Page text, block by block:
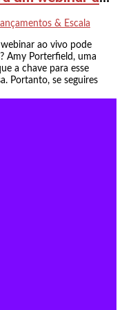
& Escala
ao vivo pode
Amy Porterfield, uma
a chave para esse
Portanto, se seguires